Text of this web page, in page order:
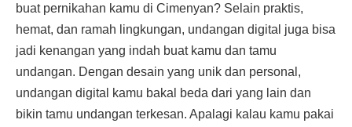
buat pernikahan kamu di Cimenyan? Selain praktis,
hemat, dan ramah lingkungan, undangan digital juga bisa
jadi kenangan yang indah buat kamu dan tamu
undangan. Dengan desain yang unik dan personal,
undangan digital kamu bakal beda dari yang lain dan
bikin tamu undangan terkesan. Apalagi kalau kamu pakai